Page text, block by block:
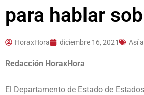
para hablar
HoraxHora diciembre 16, 2021 Así
Redacción HoraxHora
El Departamento de Estado de